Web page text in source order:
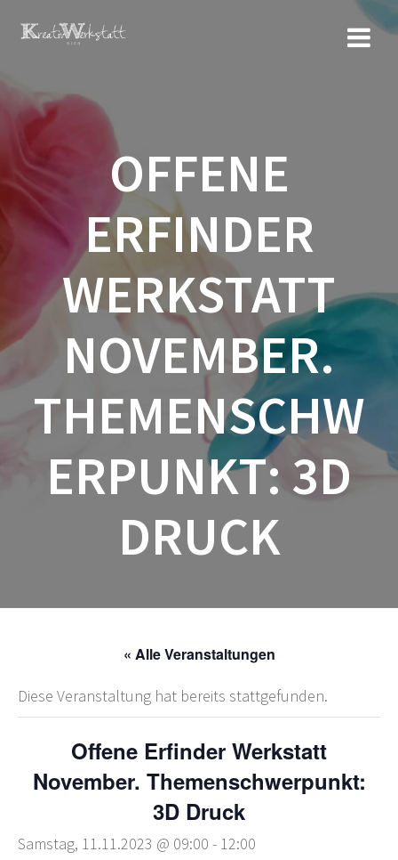
OFFENE
ERFINDER
WERKSTATT
NOVEMBER.
THEMENSCHW
ERPUNKT: 3D
DRUCK
« Alle Veranstaltungen
Diese Veranstaltung hat bereits stattgefunden.
Offene Erfinder Werkstatt
November. Themenschwerpunkt:
3D Druck
Samstag, 11.11.2023 @ 09:00 - 12:00